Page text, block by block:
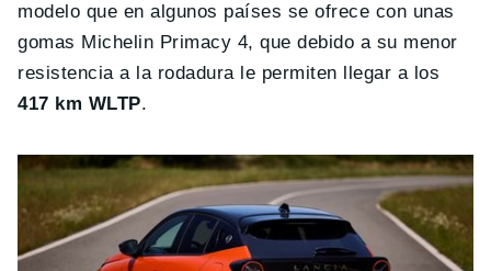
modelo que en algunos países se ofrece con unas
gomas Michelin Primacy 4, que debido a su menor
resistencia a la rodadura le permiten llegar a los
417 km WLTP.